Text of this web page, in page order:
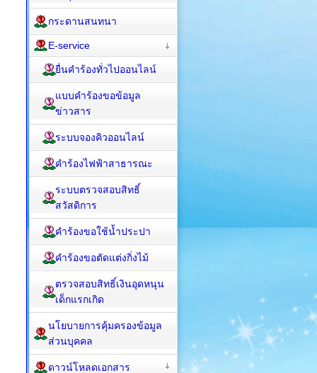
กระดานสนทนา
E-service
ยื่นคำร้องทั่วไปออนไลน์
แบบคำร้องขอข้อมูล
ข่าวสาร
ระบบจองคิวออนไลน์
คำร้องไฟฟ้าสาธารณะ
ระบบตรวจสอบสิทธิ์
สวัสดิการ
คำร้องขอใช้น้ำประปา
คำร้องขอตัดแต่งกิ่งไม้
ตรวจสอบสิทธิ์เงินอุดหนุน
เด็กแรกเกิด
นโยบายการคุ้มครองข้อมูล
ส่วนบุคคล
ดาวน์โหลดเอกสาร